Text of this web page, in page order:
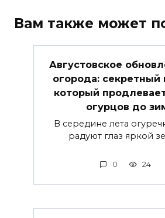
Вам также может
Августовское
огорода: секретный
который
огурцов до
В середине лета
радуют глаз яркой
0 24